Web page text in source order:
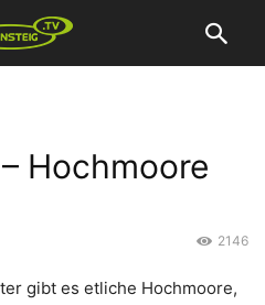
Hochmoore
2146
gibt es etliche Hochmoore,